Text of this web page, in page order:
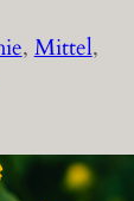
, Mittel